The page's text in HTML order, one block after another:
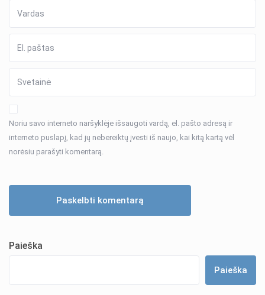
Noriu savo interneto naršyklėje išsaugoti vardą, el. pašto adresą ir
interneto puslapį, kad jų nebereiktų įvesti iš naujo, kai kitą kartą vėl
norėsiu parašyti komentarą.
Paieška
Paieška